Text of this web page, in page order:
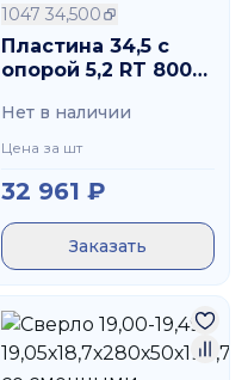
1047 34,500
Пластина 34,5 с
опорой 5,2 RT 800
Нет в наличии
Цена за шт
32 961 ₽
Заказать